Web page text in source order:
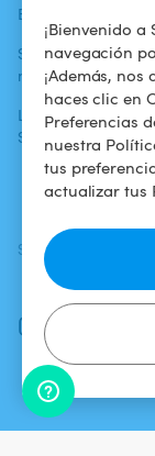
¡Bienvenido
navegación
¡Además,
haces clic en
Preferencias
nuestra
tus
actualizar tus
Blog
Swimmy en los
medios
La aventura
Swimmy
SÍGUENOS
Facebook
Instagram